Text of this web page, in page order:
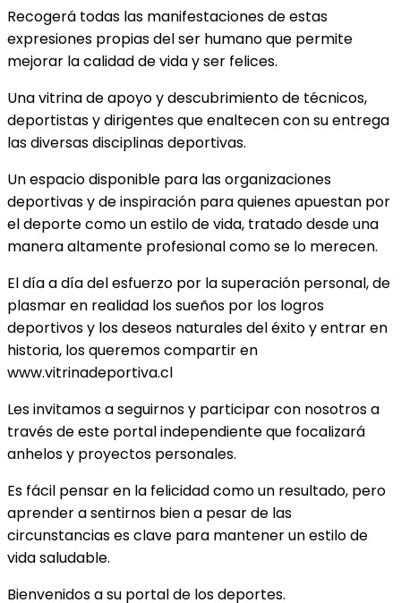
Recogerá todas las manifestaciones de estas
expresiones propias del ser humano que permite
mejorar la calidad de vida y ser felices.
Una vitrina de apoyo y descubrimiento de técnicos,
deportistas y dirigentes que enaltecen con su entrega
las diversas disciplinas deportivas.
Un espacio disponible para las organizaciones
deportivas y de inspiración para quienes apuestan por
el deporte como un estilo de vida, tratado desde una
manera altamente profesional como se lo merecen.
El día a día del esfuerzo por la superación personal, de
plasmar en realidad los sueños por los logros
deportivos y los deseos naturales del éxito y entrar en
historia, los queremos compartir en
www.vitrinadeportiva.cl
Les invitamos a seguirnos y participar con nosotros a
través de este portal independiente que focalizará
anhelos y proyectos personales.
Es fácil pensar en la felicidad como un resultado, pero
aprender a sentirnos bien a pesar de las
circunstancias es clave para mantener un estilo de
vida saludable.
Bienvenidos a su portal de los deportes.